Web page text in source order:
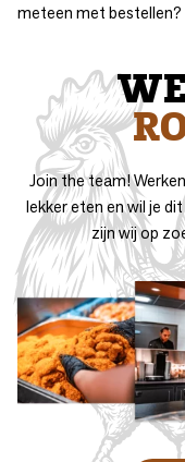
meteen met bestellen?
Join the team!
lekker eten en wil je
zijn wij op